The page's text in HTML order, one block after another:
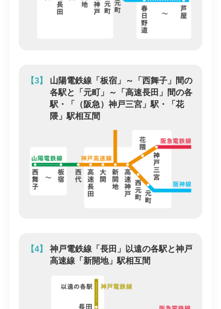
【3】
山陽電鉄線「板宿」～「西舞子」間の
各駅と「元町」～「高速長田」間の各
駅・「（阪急）神戸三宮」駅・「花
隈」駅相互間
【4】
神戸電鉄線「長田」以遠の各駅と神戸
高速線「新開地」駅相互間